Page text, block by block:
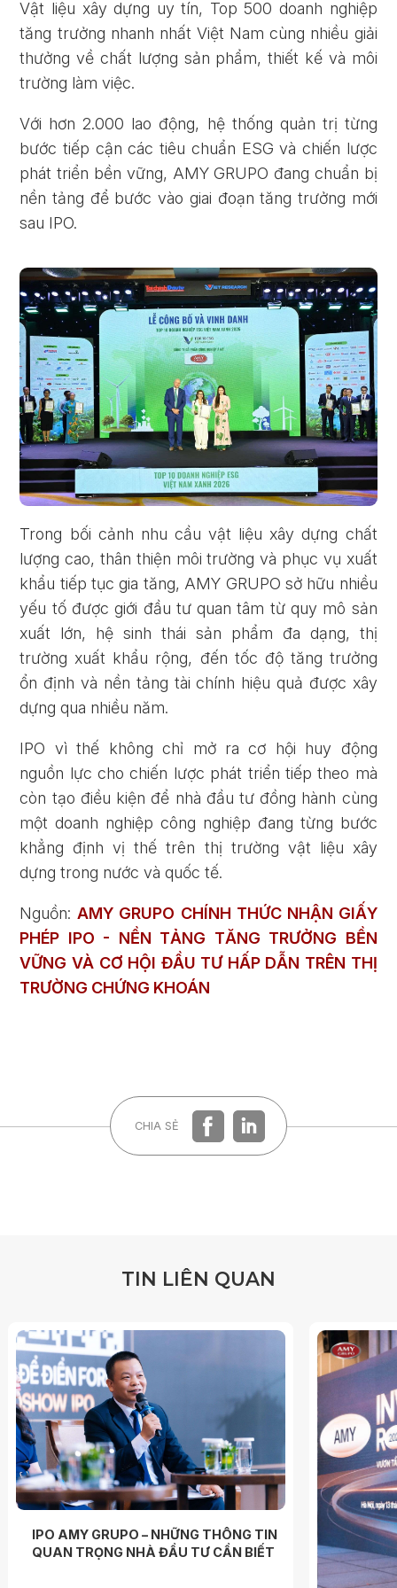
Vật liệu xây dựng uy tín, Top 500 doanh nghiệp
tăng trưởng nhanh nhất Việt Nam cùng nhiều giải
thưởng về chất lượng sản phẩm, thiết kế và môi
trường làm việc.
Với hơn 2.000 lao động, hệ thống quản trị từng
bước tiếp cận các tiêu chuẩn ESG và chiến lược
phát triển bền vững, AMY GRUPO đang chuẩn bị
nền tảng để bước vào giai đoạn tăng trưởng mới
sau IPO.
Trong bối cảnh nhu cầu vật liệu xây dựng chất
lượng cao, thân thiện môi trường và phục vụ xuất
khẩu tiếp tục gia tăng, AMY GRUPO sở hữu nhiều
yếu tố được giới đầu tư quan tâm từ quy mô sản
xuất lớn, hệ sinh thái sản phẩm đa dạng, thị
trường xuất khẩu rộng, đến tốc độ tăng trưởng
ổn định và nền tảng tài chính hiệu quả được xây
dựng qua nhiều năm.
IPO vì thế không chỉ mở ra cơ hội huy động
nguồn lực cho chiến lược phát triển tiếp theo mà
còn tạo điều kiện để nhà đầu tư đồng hành cùng
một doanh nghiệp công nghiệp đang từng bước
khẳng định vị thế trên thị trường vật liệu xây
dựng trong nước và quốc tế.
Nguồn:AMY GRUPO CHÍNH THỨC NHẬN GIẤY
PHÉP IPO - NỀN TẢNG TĂNG TRƯỞNG BỀN
VỮNG VÀ CƠ HỘI ĐẦU TƯ HẤP DẪN TRÊN THỊ
TRƯỜNG CHỨNG KHOÁN
CHIA SẺ
TIN LIÊN QUAN
IPO AMY GRUPO – NHỮNG THÔNG TIN
QUAN TRỌNG NHÀ ĐẦU TƯ CẦN BIẾT